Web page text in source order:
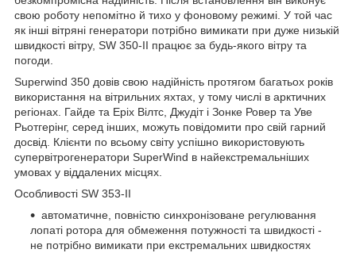
свою роботу непомітно й тихо у фоновому режимі. У той час
як інші вітряні генератори потрібно вимикати при дуже низькій
швидкості вітру, SW 350-II працює за будь-якого вітру та
погоди.
Superwind 350 довів свою надійність протягом багатьох років
використання на вітрильних яхтах, у тому числі в арктичних
регіонах. Гайде та Еріх Вілтс, Джудіт і Зонке Ровер та Уве
Рьотгерінг, серед інших, можуть повідомити про свій гарний
досвід. Клієнти по всьому світу успішно використовують
супервітрогенератори SuperWind в найекстремальніших
умовах у віддалених місцях.
Особливості SW 353-II
автоматичне, повністю синхронізоване регулювання
лопаті ротора для обмеження потужності та швидкості -
не потрібно вимикати при екстремальних швидкостях